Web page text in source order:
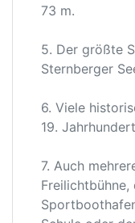
73 m.
5. Der größte
Sternberger
6. Viele
19.
7. Auch
Freilichtbühne,